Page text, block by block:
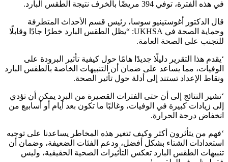
في هذه الفترة، توفي 394 مريضًا بالخرف نتيجة الطقس البارد.
قال الدكتور أغوستينيو سوسا، رئيس قسم الأحداث المتطرفة
وحماية الصحة في UKHSA: “يظل الطقس البارد خطرًا جادًا وقابلًا
للتجنب على الصحة العامة.
‘يقدم هذا التقرير دليلًا جديدًا هامًا حول كيفية تأثير البرودة على
الوفيات، مما يساعد على ضمان أن التنبيهات الخاصة بالطقس البارد
ونقاط الإعداد تستند إلى أدلة حول تأثير الصحة.
‘تشير النتائج إلى أن حتى الفترات القصيرة من البرد يمكن أن تؤدي
إلى زيادات كبيرة في الوفيات، وغالبًا ما تكون بعد أيام أو أسابيع من
انخفاض درجة الحرارة.
‘فهم من يتأثرون أكثر وكيف تتغير هذه المخاطر يساعدنا على توجيه
استعدادات الشتاء بشكل أفضل، ودعم الفئات الضعيفة، وضمان أن
تنبيهات الطقس البارد تعكس التأثيرات الصحية الحقيقية، وليس